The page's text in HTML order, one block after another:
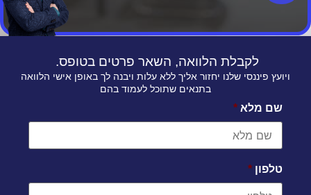
לקבלת הלוואה, השאר פרטים בטופס.
ויועץ פיננסי שלנו יחזור אליך ללא עלות ויבנה לך באופן אישי הלוואה
בתנאים שתוכל לעמוד בהם
שם מלא *
טלפון *